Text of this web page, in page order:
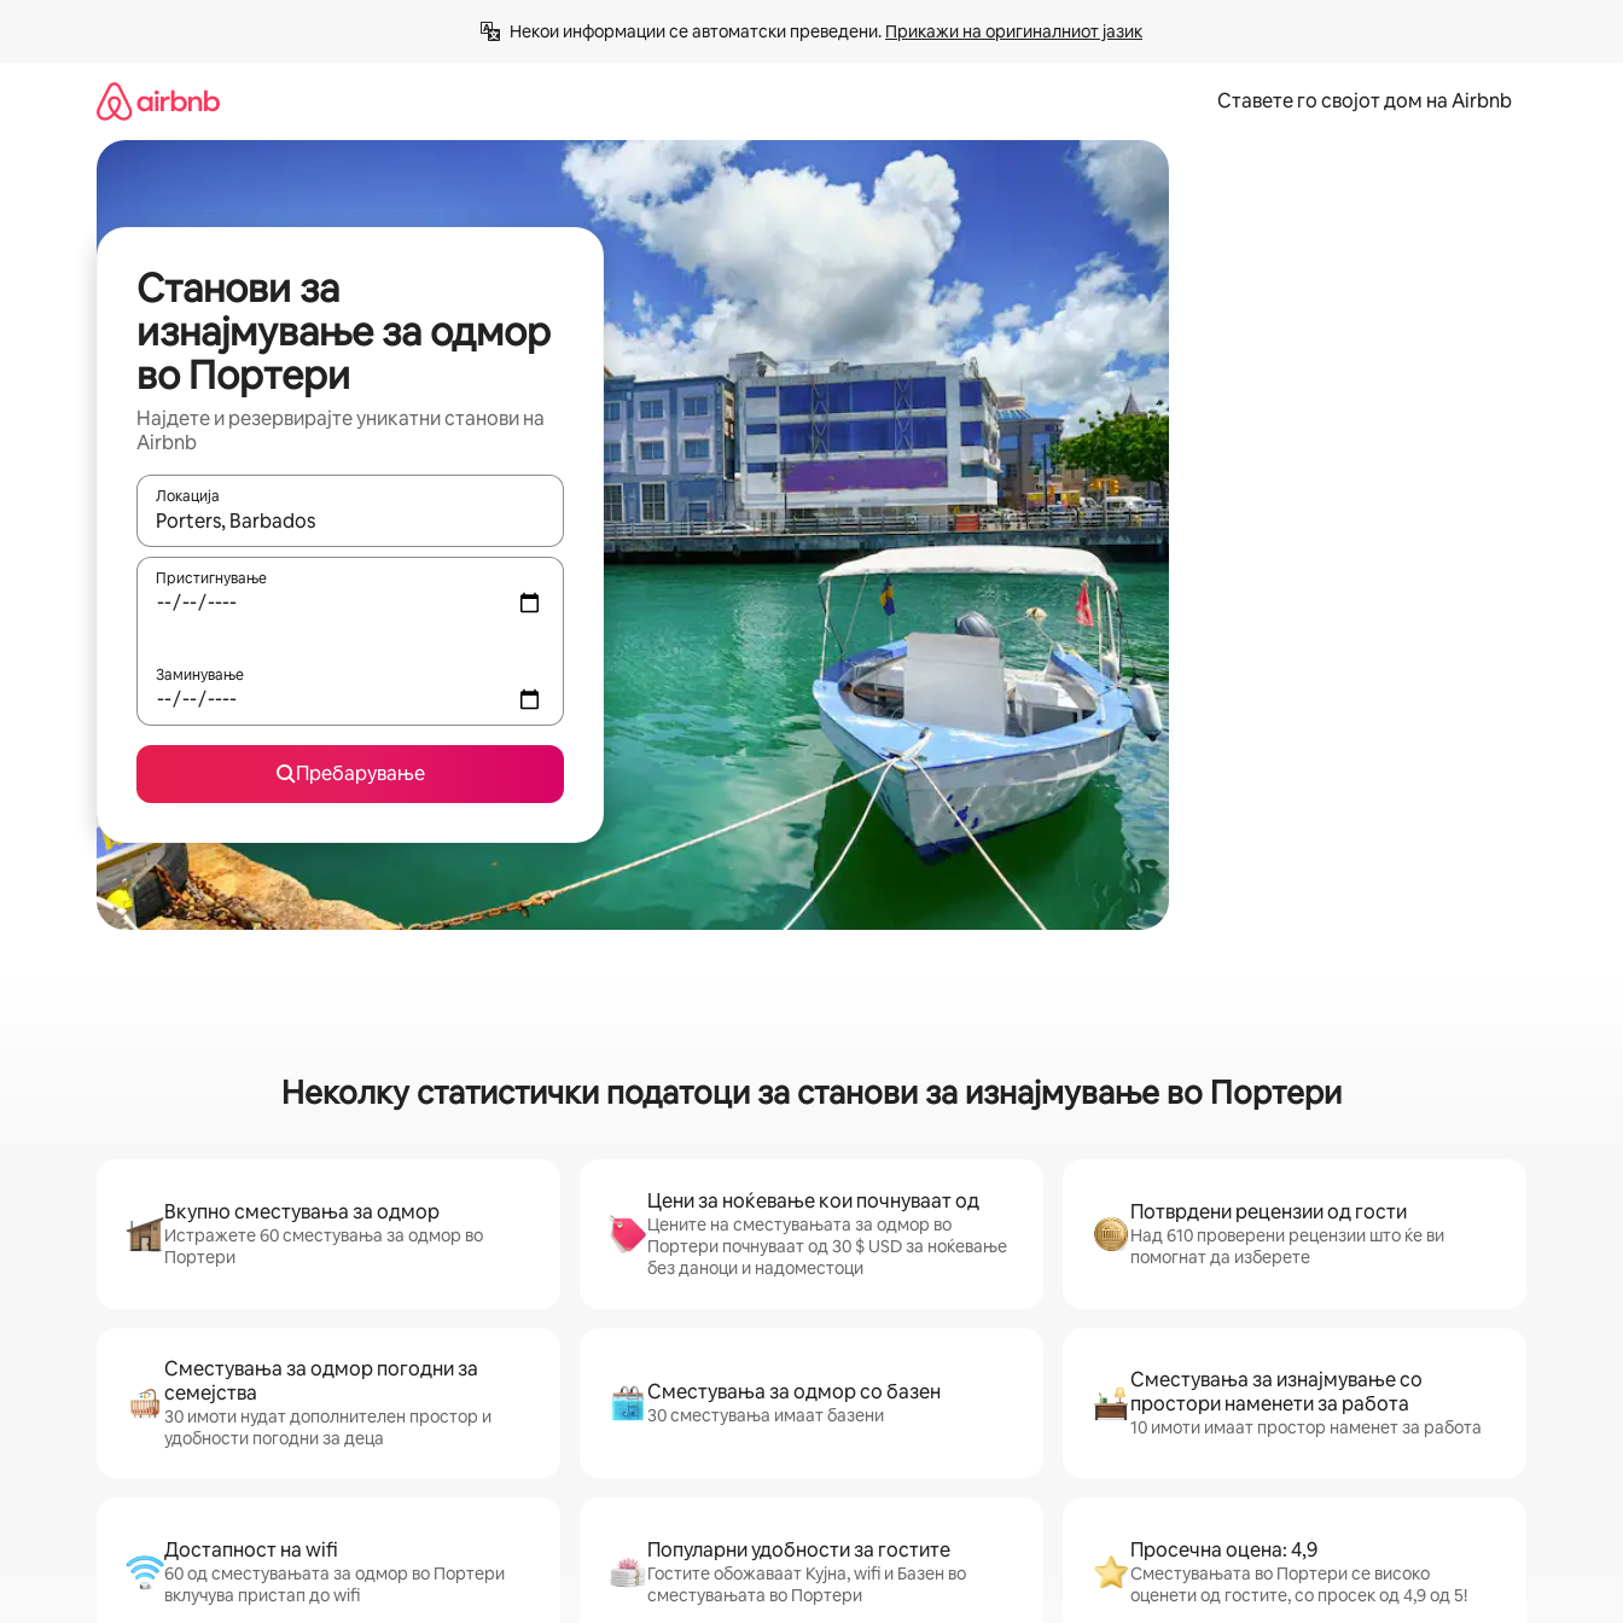
Некои информации се автоматски преведени. Прикажи на оригиналниот јазик
Ставете го својот дом на Airbnb
Станови за
изнајмување за одмор
во Портери
Најдете и резервирајте уникатни станови на
Airbnb
Локација
Кога резултатите се достапни, движете се со копчињата со стрелки нагоре и надолу или истражувајте со допирање или со лизгање.
Пристигнување
Заминување
Пребарување
Неколку статистички податоци за станови за изнајмување во Портери
Вкупно сместувања за одмор
Истражете 60 сместувања за одмор во
Портери
Цени за ноќевање кои почнуваат од
Цените на сместувањата за одмор во
Портери почнуваат од 30 $ USD за ноќевање
без даноци и надоместоци
Потврдени рецензии од гости
Над 610 проверени рецензии што ќе ви
помогнат да изберете
Сместувања за одмор погодни за
семејства
30 имоти нудат дополнителен простор и
удобности погодни за деца
Сместувања за одмор со базен
30 сместувања имаат базени
Сместувања за изнајмување со
простори наменети за работа
10 имоти имаат простор наменет за работа
Достапност на wifi
60 од сместувањата за одмор во Портери
вклучува пристап до wifi
Популарни удобности за гостите
Гостите обожаваат Кујна, wifi и Базен во
сместувањата во Портери
Просечна оцена: 4,9
Сместувањата во Портери се високо
оценети од гостите, со просек од 4,9 од 5!